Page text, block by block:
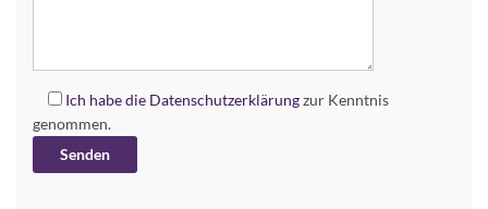
Ich habe die Datenschutzerklärungzur Kenntnis
genommen.